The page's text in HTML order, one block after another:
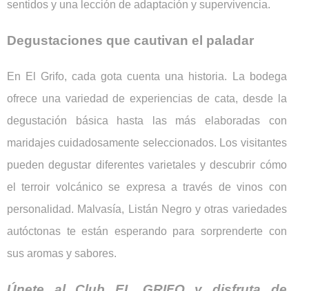
sentidos y una lección de adaptación y supervivencia.
Degustaciones que cautivan el paladar
En El Grifo, cada gota cuenta una historia. La bodega
ofrece una variedad de experiencias de cata, desde la
degustación básica hasta las más elaboradas con
maridajes cuidadosamente seleccionados. Los visitantes
pueden degustar diferentes varietales y descubrir cómo
el terroir volcánico se expresa a través de vinos con
personalidad. Malvasía, Listán Negro y otras variedades
autóctonas te están esperando para sorprenderte con
sus aromas y sabores.